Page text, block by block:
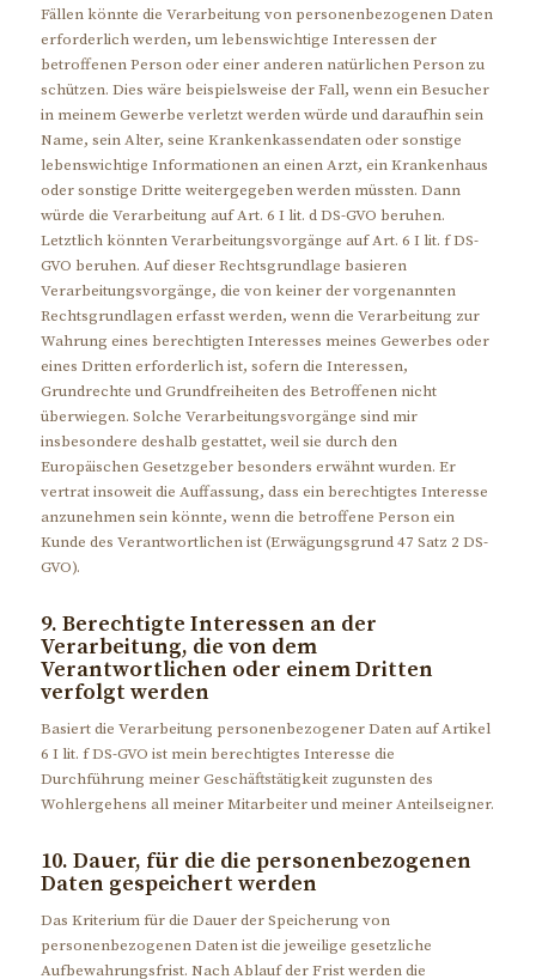
Fällen könnte die Verarbeitung von personenbezogenen Daten
erforderlich werden, um lebenswichtige Interessen der
betroffenen Person oder einer anderen natürlichen Person zu
schützen. Dies wäre beispielsweise der Fall, wenn ein Besucher
in meinem Gewerbe verletzt werden würde und daraufhin sein
Name, sein Alter, seine Krankenkassendaten oder sonstige
lebenswichtige Informationen an einen Arzt, ein Krankenhaus
oder sonstige Dritte weitergegeben werden müssten. Dann
würde die Verarbeitung auf Art. 6 I lit. d DS-GVO beruhen.
Letztlich könnten Verarbeitungsvorgänge auf Art. 6 I lit. f DS-
GVO beruhen. Auf dieser Rechtsgrundlage basieren
Verarbeitungsvorgänge, die von keiner der vorgenannten
Rechtsgrundlagen erfasst werden, wenn die Verarbeitung zur
Wahrung eines berechtigten Interesses meines Gewerbes oder
eines Dritten erforderlich ist, sofern die Interessen,
Grundrechte und Grundfreiheiten des Betroffenen nicht
überwiegen. Solche Verarbeitungsvorgänge sind mir
insbesondere deshalb gestattet, weil sie durch den
Europäischen Gesetzgeber besonders erwähnt wurden. Er
vertrat insoweit die Auffassung, dass ein berechtigtes Interesse
anzunehmen sein könnte, wenn die betroffene Person ein
Kunde des Verantwortlichen ist (Erwägungsgrund 47 Satz 2 DS-
GVO).
9. Berechtigte Interessen an der
Verarbeitung, die von dem
Verantwortlichen oder einem Dritten
verfolgt werden
Basiert die Verarbeitung personenbezogener Daten auf Artikel
6 I lit. f DS-GVO ist mein berechtigtes Interesse die
Durchführung meiner Geschäftstätigkeit zugunsten des
Wohlergehens all meiner Mitarbeiter und meiner Anteilseigner.
10. Dauer, für die die personenbezogenen
Daten gespeichert werden
Das Kriterium für die Dauer der Speicherung von
personenbezogenen Daten ist die jeweilige gesetzliche
Aufbewahrungsfrist. Nach Ablauf der Frist werden die